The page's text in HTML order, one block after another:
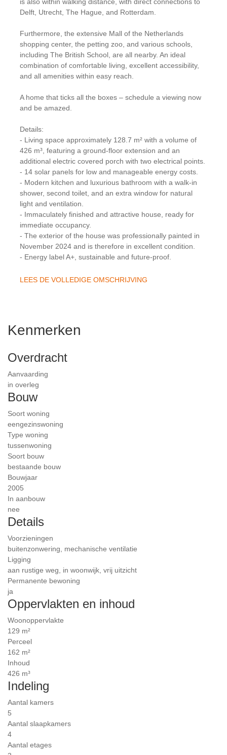
Delft, Utrecht, The Hague, and Rotterdam.
Furthermore, the extensive Mall of the Netherlands
shopping center, the petting zoo, and various schools,
including The British School, are all nearby. An ideal
combination of comfortable living, excellent accessibility,
and all amenities within easy reach.
A home that ticks all the boxes – schedule a viewing now
and be amazed.
Details:
- Living space approximately 128.7 m² with a volume of
426 m³, featuring a ground-floor extension and an
additional electric covered porch with two electrical points.
- 14 solar panels for low and manageable energy costs.
- Modern kitchen and luxurious bathroom with a walk-in
shower, second toilet, and an extra window for natural
light and ventilation.
- Immaculately finished and attractive house, ready for
immediate occupancy.
- The exterior of the house was professionally painted in
November 2024 and is therefore in excellent condition.
- Energy label A+, sustainable and future-proof.
LEES DE VOLLEDIGE OMSCHRIJVING
Kenmerken
Overdracht
Aanvaarding
in overleg
Bouw
Soort woning
eengezinswoning
Type woning
tussenwoning
Soort bouw
bestaande bouw
Bouwjaar
2005
In aanbouw
nee
Details
Voorzieningen
buitenzonwering, mechanische ventilatie
Ligging
aan rustige weg, in woonwijk, vrij uitzicht
Permanente bewoning
ja
Oppervlakten en inhoud
Woonoppervlakte
129 m²
Perceel
162 m²
Inhoud
426 m³
Indeling
Aantal kamers
5
Aantal slaapkamers
4
Aantal etages